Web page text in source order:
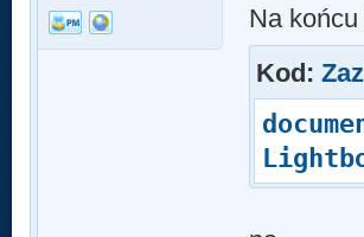
Na
Kod: